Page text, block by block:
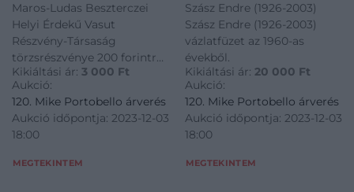
Ludas Beszterczei
Helyi Érdekű Vasut
Részvény-Társaság
törzsrészvénye 200
forintról. 1886.
Maros-Ludas Beszterczei
Helyi Érdekű Vasut
Részvény-Társaság
törzsrészvénye 200 forintról.
1886. Maros-Ludas
Beszterczei Helyi Érdekű
Vasut Részvény-Társaság
törzsrészvénye 200 forintról.
1886.
Kikiáltási ár: 3 000 Ft
Aukció:
120. Mike Portobello árverés
Aukció időpontja: 2023-12-03
18:00
MEGTEKINTEM
Szász Endre (1926-2003)
Szász Endre (1926-2003)
vázlatfüzet az 1960-as
évekből.
Kikiáltási ár: 20 000 Ft
Aukció:
120. Mike Portobello árverés
Aukció időpontja: 2023-12-03
18:00
MEGTEKINTEM